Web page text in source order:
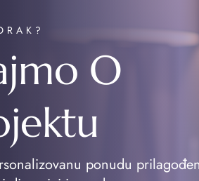
O
ponudu